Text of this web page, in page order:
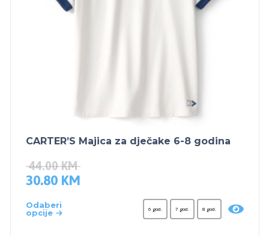
CARTER’S Majica za dječake 6-8 godina
44.00KM
30.80 KM
Odaberi
opcije
6 god. 7 god. 8 god.